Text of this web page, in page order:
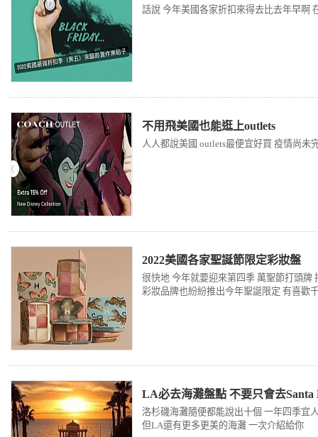
話說 今年美國各家折扣來得去比去年早啊
不用飛美國也能逛上outlets
人人都說美國 outlets最便宜好買 疫情尚未
2022美國各家聖誕節限定彩妝盤
很快地 今年就要迎來第四季 萬聖節打頭牌
彩妝品牌也紛紛推出今年聖誕限定 有喜歡
LA必去海灘盤點 不要只會去Santa
洛杉磯海灘隨便都能說出十個 一年四季宜
但LA還有更多更美的海灘 一次介紹給你